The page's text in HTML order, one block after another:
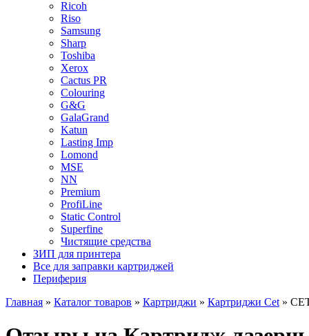
Ricoh
Riso
Samsung
Sharp
Toshiba
Xerox
Cactus PR
Colouring
G&G
GalaGrand
Katun
Lasting Imp
Lomond
MSE
NN
Premium
ProfiLine
Static Control
Superfine
Чистящие средства
ЗИП для принтера
Все для заправки картриджей
Периферия
Главная » Каталог товаров » Картриджи » Картриджи Cet »